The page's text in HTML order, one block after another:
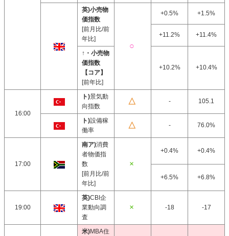
英)小売物
価指数
[前月比/前
年比]
+0.5% +1.5%
+11.2% +11.4%
↑・小売物
価指数
【コア】
[前年比]
+10.2% +10.4%
16:00
ト)景気動
向指数
- 105.1
ト)設備稼
働率
- 76.0%
17:00
南ア)消費
者物価指
数
[前月比/前
年比]
+0.4% +0.4%
+6.5% +6.8%
19:00
英)CBI企
業動向調
査
-18 -17
米)MBA住